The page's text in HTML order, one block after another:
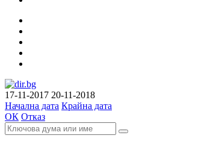
17-11-2017 20-11-2018
Начална дата Крайна дата
ОК Отказ